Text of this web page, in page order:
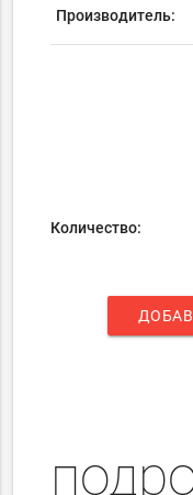
Производитель:
Количество: